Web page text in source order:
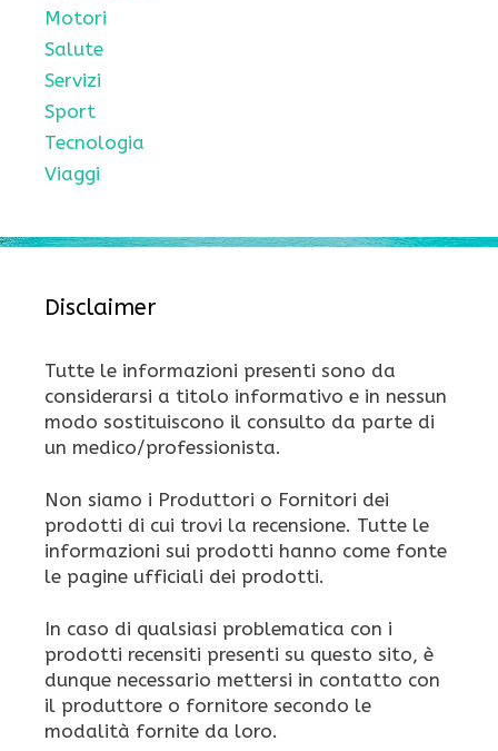
Motori
Salute
Servizi
Sport
Tecnologia
Viaggi
Disclaimer
Tutte le informazioni presenti sono da
considerarsi a titolo informativo e in nessun
modo sostituiscono il consulto da parte di
un medico/professionista.
Non siamo i Produttori o Fornitori dei
prodotti di cui trovi la recensione. Tutte le
informazioni sui prodotti hanno come fonte
le pagine ufficiali dei prodotti.
In caso di qualsiasi problematica con i
prodotti recensiti presenti su questo sito, è
dunque necessario mettersi in contatto con
il produttore o fornitore secondo le
modalità fornite da loro.